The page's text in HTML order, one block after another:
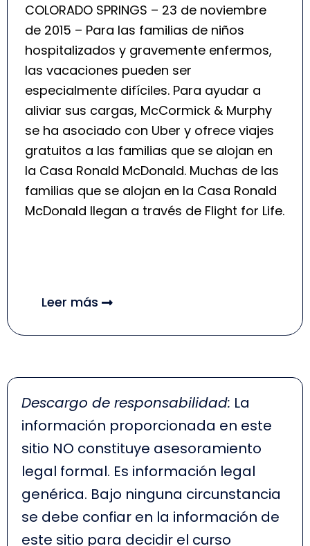
COLORADO SPRINGS – 23 de noviembre
de 2015 – Para las familias de niños
hospitalizados y gravemente enfermos,
las vacaciones pueden ser
especialmente difíciles. Para ayudar a
aliviar sus cargas, McCormick & Murphy
se ha asociado con Uber y ofrece viajes
gratuitos a las familias que se alojan en
la Casa Ronald McDonald. Muchas de las
familias que se alojan en la Casa Ronald
McDonald llegan a través de Flight for Life.
Leer más
Descargo de responsabilidad: La
información proporcionada en este
sitio NO constituye asesoramiento
legal formal. Es información legal
genérica. Bajo ninguna circunstancia
se debe confiar en la información de
este sitio para decidir el curso